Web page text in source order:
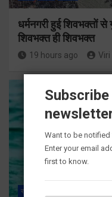
धर्मनगरी हुई शिवभक्तों
शिवभक्त ही शिवभक्त
19 hours ago Viri
राज्य
Want to be
Enter your email
first to know.